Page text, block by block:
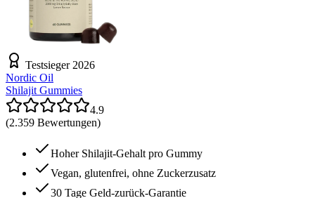
Testsieger 2026
Nordic Oil
Shilajit Gummies
4.9
(2.359 Bewertungen)
Hoher Shilajit-Gehalt pro Gummy
Vegan, glutenfrei, ohne Zuckerzusatz
30 Tage Geld-zurück-Garantie